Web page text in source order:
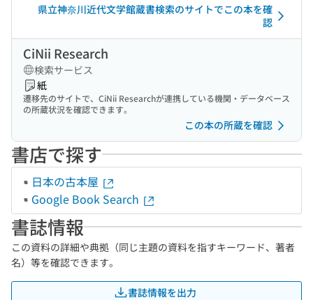
県立神奈川近代文学館蔵書検索のサイトでこの本を確
認
CiNii Research
検索サービス
紙
遷移先のサイトで、CiNii Researchが連携している機関・データベース
の所蔵状況を確認できます。
この本の所蔵を確認
書店で探す
日本の古本屋
Google Book Search
書誌情報
この資料の詳細や典拠（同じ主題の資料を指すキーワード、著者
名）等を確認できます。
書誌情報を出力